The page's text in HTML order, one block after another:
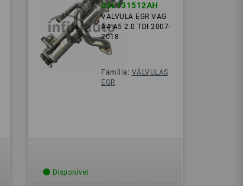
03L131512AH
VALVULA EGR VAG
A4-A5 2.0 TDI 2007-
2018
Família: VÁLVULAS
EGR
Disponível